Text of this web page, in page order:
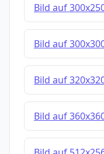
Bild auf
Bild auf
Bild auf
Bild auf